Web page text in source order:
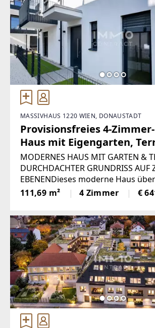
n.baumann@remax-whitehorse.at
MASSIVHAUS 1220 WIEN, DONAUSTADT
Provisionsfreies 4-
Haus mit Eigengarten,
Balkon
MODERNES HAUS MIT GARTEN &
DURCHDACHTER GRUNDRISS AUF
EBENENDieses moderne Haus
eine klare Raumstruktur,
Wohnflächen und einen privaten
erweitert.Ein
111,69 m² 4 Zimmer €